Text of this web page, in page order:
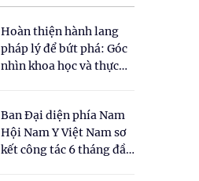
Hoàn thiện hành lang
pháp lý để bứt phá: Góc
nhìn khoa học và thực
cho Luật Y dược cổ
truyền Việt Nam"
Ban Đại diện phía Nam
Hội Nam Y Việt Nam sơ
kết công tác 6 tháng đầu